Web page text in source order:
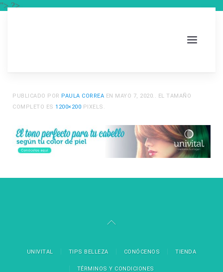
"> ?>
PUBLICADO POR PAULA CORREA EN MAYO 7, 2020.. EL TAMAÑO
COMPLETO ES 1200×200 PIXELS.
UNIVITAL TIPS BELLEZA CONÓCENOS TIENDA
TÉRMINOS Y CONDICIONES